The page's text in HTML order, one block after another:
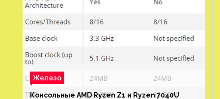
Железо
Консольные AMD Ryzen Z1 и Ryzen 7040U